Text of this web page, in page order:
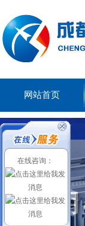
网站首页
在线咨询：